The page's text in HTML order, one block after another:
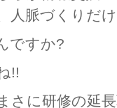
人脈づくりだ
ですか?
!!
さに研修の延